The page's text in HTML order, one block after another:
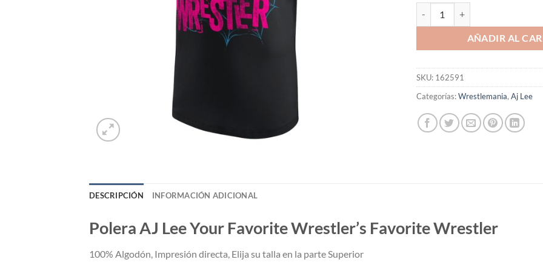
AÑADIR AL
SKU: 162591
Categorías:Wrestlemania, Aj Lee
DESCRIPCIÓN INFORMACIÓN ADICIONAL
Polera AJ Lee Your Favorite Wrestler’s Favorite Wrestler
100% Algodón, Impresión directa, Elija su talla en la parte Superior